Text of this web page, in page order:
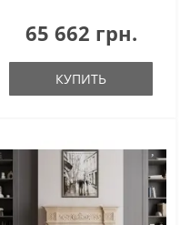
65 662 грн.
КУПИТЬ